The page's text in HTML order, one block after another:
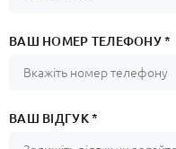
ВАШ НОМЕР ТЕЛЕФОНУ *
ВАШ ВІДГУК *